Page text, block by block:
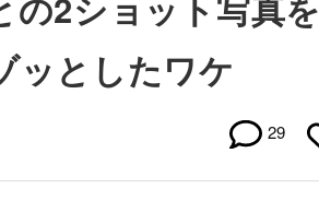
ッとしたワケ
29